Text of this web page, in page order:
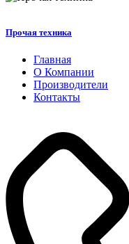
Прочая техника
Главная
О Компании
Производители
Контакты